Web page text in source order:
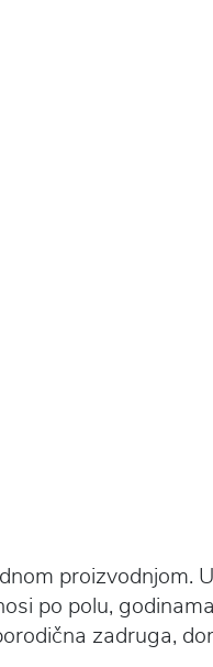
proizvodnjom.
po polu,
zadruga,